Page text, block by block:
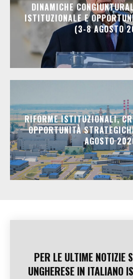
DINAMICHE
ISTITUZIONALE E
(3-8 AGOSTO
RIFORME ISTITUZIONALI,
OPPORTUNITÀ
AGOSTO
PER LE ULTIME NOTIZIE
UNGHERESE IN ITALIANO